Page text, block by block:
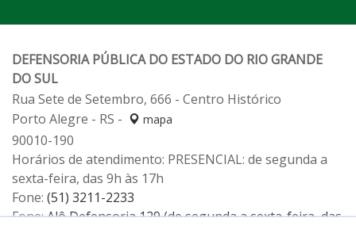
DEFENSORIA PÚBLICA DO ESTADO DO RIO GRANDE
DO SUL
Rua Sete de Setembro, 666 - Centro Histórico
Porto Alegre - RS -
mapa
90010-190
Horários de atendimento: PRESENCIAL: de segunda a
sexta-feira, das 9h às 17h
Fone: (51) 3211-2233
Fone:Alô Defensoria 129 (de segunda a sexta-feira, das